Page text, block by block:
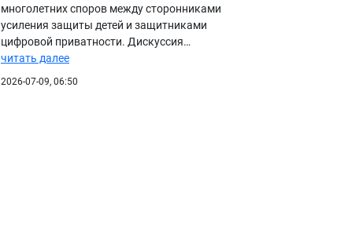
многолетних споров между сторонниками
усиления защиты детей и защитниками
цифровой приватности. Дискуссия…
читать далее
2026-07-09, 06:50